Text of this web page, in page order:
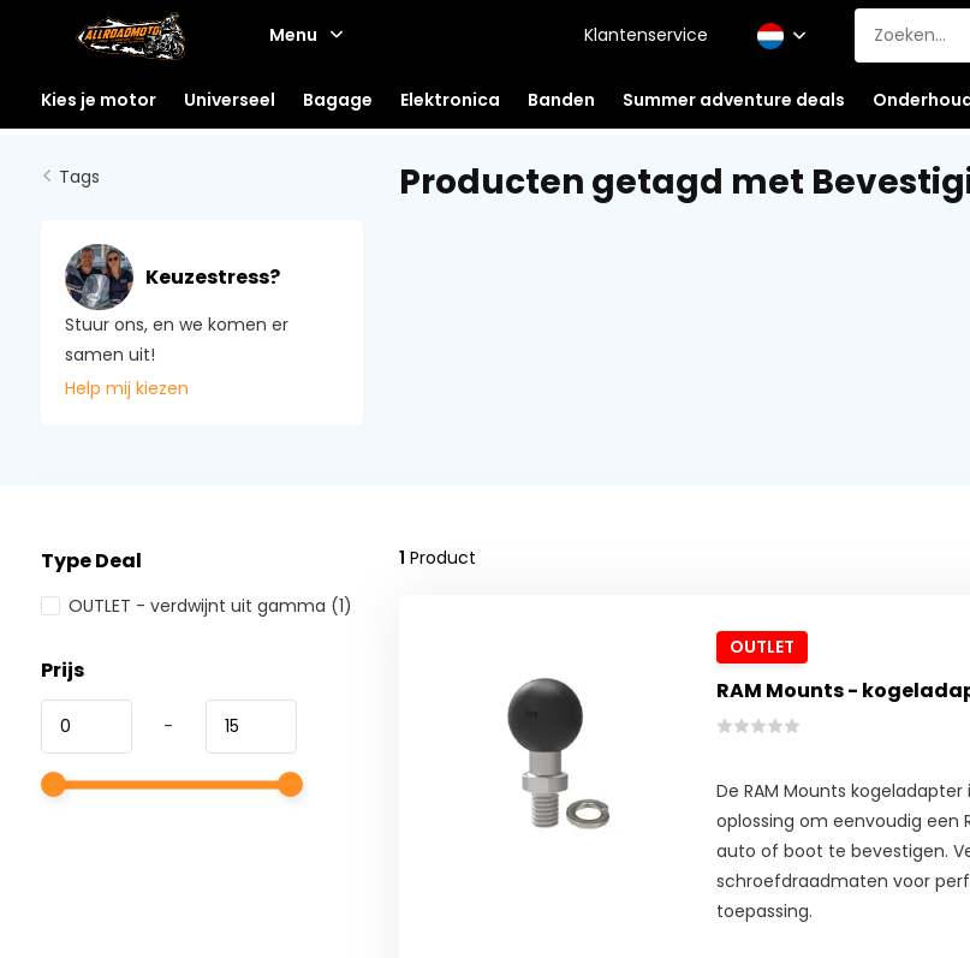
Menu Klantenservice
Kies je motor Universeel Bagage Elektronica Banden Summer adventure deals
Tags
Keuzestress?
Stuur ons, en we komen er
samen uit!
Help mij kiezen
Producten getagd met
Type Deal
OUTLET - verdwijnt uit gamma (1)
Prijs
-
1 Product
OUTLET
RAM Mounts -
De RAM Mounts
oplossing om eenvoudig
auto of boot te bevestigen.
schroefdraadmaten voor
toepassing.